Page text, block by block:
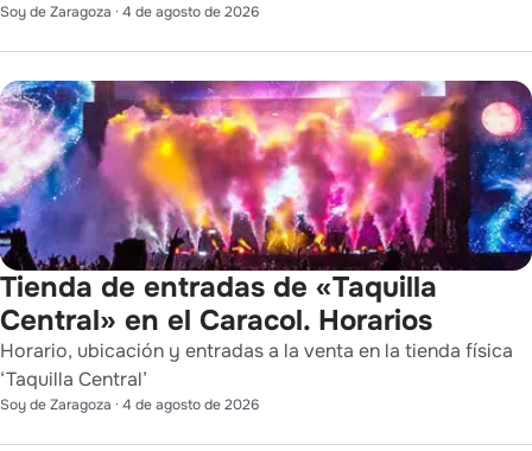
Soy de Zaragoza · 4 de agosto de 2026
Tienda de entradas de «Taquilla
Central» en el Caracol. Horarios
Horario, ubicación y entradas a la venta en la tienda física
‘Taquilla Central’
Soy de Zaragoza · 4 de agosto de 2026